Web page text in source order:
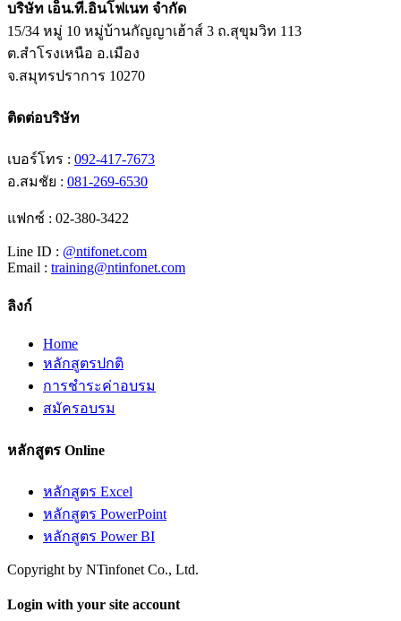
บริษัท เอ็น.ที.อินโฟเนท จำกัด
15/34 หมู่ 10 หมู่บ้านกัญญาเฮ้าส์ 3 ถ.สุขุมวิท 113
ต.สำโรงเหนือ อ.เมือง
จ.สมุทรปราการ 10270
ติดต่อบริษัท
เบอร์โทร : 092-417-7673
อ.สมชัย : 081-269-6530
แฟกซ์ : 02-380-3422
Line ID : @ntifonet.com
Email : training@ntinfonet.com
ลิงก์
Home
หลักสูตรปกติ
การชำระค่าอบรม
สมัครอบรม
หลักสูตร Online
หลักสูตร Excel
หลักสูตร PowerPoint
หลักสูตร Power BI
Copyright by NTinfonet Co., Ltd.
Login with your site account